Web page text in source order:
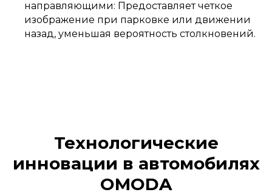
направляющими: Предоставляет четкое
изображение при парковке или движении
назад, уменьшая вероятность столкновений.
Технологические
инновации в автомобилях
OMODA